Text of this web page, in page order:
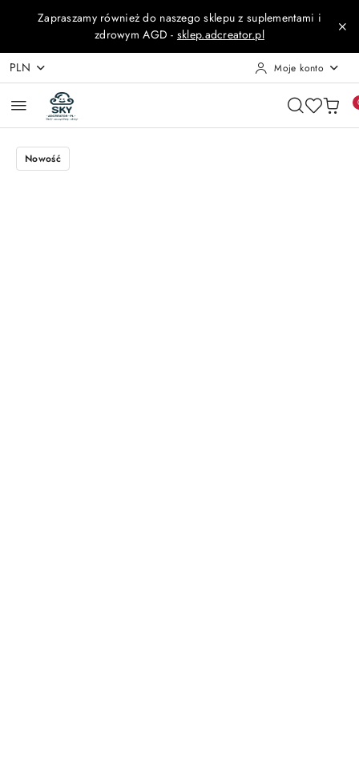
Przejdź do treści głównej
Przejdź do wyszukiwarki
Przejdź do moje konto
Przejdź do menu głównego
Przejdź do opisu produktu
Przejdź do stopki
Zapraszamy również do naszego sklepu z suplementami i
zdrowym AGD - sklep.adcreator.pl
PLN Moje konto
Nowość